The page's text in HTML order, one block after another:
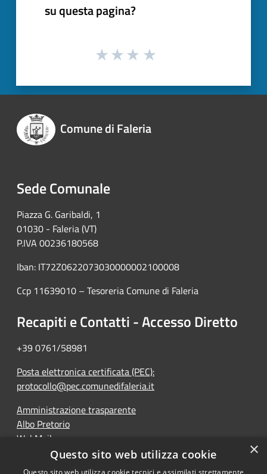
su questa pagina?
Comune di Faleria
Sede Comunale
Piazza G. Garibaldi, 1
01030 - Faleria (VT)
P.IVA 00236180568
Iban: IT72Z0622073030000002100008
Ccp 11639010 – Tesoreria Comune di Faleria
Recapiti e Contatti - Accesso Diretto
+39 0761/58981
Posta elettronica certificata (PEC):
protocollo@pec.comunedifaleria.it
Amministrazione trasparente
Albo Pretorio
WebMail
Dichiarazione di accessibilità
×
Questo sito web utilizza cookie
Questo sito web utilizza cookie tecnici e assimilati strettamente